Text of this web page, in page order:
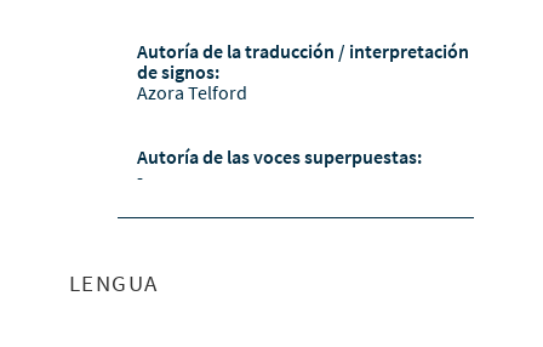
Autoría de la traducción / interpretación
de signos:
Azora Telford
Autoría de las voces superpuestas:
-
LENGUA